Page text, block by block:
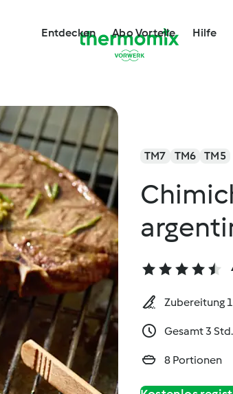
Entdecken Abo Vorteile Hilfe
TM7 TM6 TM5
Zubereitung
Gesamt 3 Std.
8 Portionen